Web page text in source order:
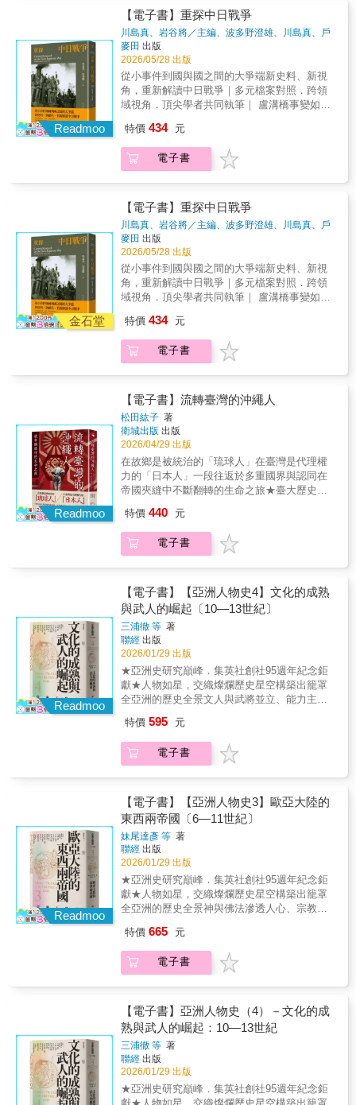
左右它的未來？最重要的是，當各國都在重新
站位，印度究竟會把局勢推向平衡，還是推向
更激烈的競逐？專業推薦尤芷薇（印度尤）
前駐印度記者方天賜 台灣印度研究協會理
事長、前駐印度外交官吳象元 「關鍵評論
網」資深編輯、《被世界端上桌》作者宋鎮照
成功大學政治系特聘教授退休、台灣東協研究
中心諮詢顧問巫仰叡 巫師地理｜地理與國際
情勢粉專沈明室 國防安全研究院研究員、淡
江大學戰略所兼任副教授徐遵慈 中華經濟研
究院台灣東南亞國家協會研究中心主任陳牧民
中興大學國際政治所教授賴怡忠 台灣智庫
際，印度所扮演的角色備受關注，而作者以記
者身份對印度的長期觀察，也為理解這個國家
提供了重要參考。隨著印度近期成為台灣的熱
門話題，本書的出版來得正是時候。──吳象元
（「關鍵評論網」資深編輯、《被世界端上
桌》作者）或許有人會問，身為一個愛國者，
為什麼要推薦一本充滿批判性、揭露國家內部
矛盾與陰暗面的書？我的回答是：因為真正的
愛國主義，並非盲目的讚美，而是有勇氣直視
能性。──沈英杰（PINTU KUMAR，國立台灣
師範大學東亞學系博士候選人） 正當台灣對於
印度移工引入有所質疑之際，本書可以讓我們
了解印度的地緣戰略觀，經濟與文化的歷史脈
絡與發展。──沈明室（ 國防安全研究院研究
員、淡江大學戰略所兼任副教授） 地理上的接
近，不必然帶來知識上的親近；同在亞洲，也
不代表我們自然理解印度。舒爾茨帶讀者進入
的，正是縮圖之外的印度田野：那裡有社會裂
縫的影，也有強權崛起的光。──黃宗鼎（國防
安全研究院副研究員）當世界逐漸將目光轉向
印太區域時，理解印度，已成為認識當代國際
局勢的重要課題。《印度崛起》透過扎實的田
野觀察與國際視野，細緻分析印度的社會結
構、外交戰略與地緣政治處境，也揭示其如何
在全球供應鏈重組中迅速崛起。我曾在印度旅
家，而是一個交織著宗教、文明、貧富差距與
歷史張力的複雜世界。本書有助於華文讀者建
立更立體而真實的印度理解，亦能重新思考亞
洲未來與世界局勢的變化。──釋覺明 （ 南華
大學宗教學研究所副教授兼所長）
若無法解決，印度的崛起就會缺乏穩定的國家
韌性支撐，也很難成為一個真正可被依賴的強
權。不容忽視又難以預測的下一個世界強權
本書作者自一九八〇年代末期開始，反覆造訪
並長住印度，見證自由化與民族主義並行的變
化，也試圖拆解這個被西方過度浪漫化、卻早
已成為新強權的矛盾國家。在本書中，他將從
社會內部到國際關係，剖析莫迪領導下的印
度，帶你看懂這個大國在關鍵時刻如何做出選
的重要問題是：印度如何運作？作為夥伴是否
可靠、是否穩定？它的崛起會帶來多大威脅？
內部宗教衝突、貧富差距與民主韌性又將如何
左右它的未來？最重要的是，當各國都在重新
站位，印度究竟會把局勢推向平衡，還是推向
更激烈的競逐？專業推薦尤芷薇（印度尤）
前駐印度記者方天賜 台灣印度研究協會理
事長、前駐印度外交官吳象元 「關鍵評論
網」資深編輯、《被世界端上桌》作者宋鎮照
成功大學政治系特聘教授退休、台灣東協研究
中心諮詢顧問巫仰叡 巫師地理｜地理與國際
情勢粉專沈明室 國防安全研究院研究員、淡
江大學戰略所兼任副教授徐遵慈 中華經濟研
究院台灣東南亞國家協會研究中心主任陳牧民
中興大學國際政治所教授賴怡忠 台灣智庫
際，印度所扮演的角色備受關注，而作者以記
者身份對印度的長期觀察，也為理解這個國家
提供了重要參考。隨著印度近期成為台灣的熱
門話題，本書的出版來得正是時候。──吳象元
（「關鍵評論網」資深編輯、《被世界端上
桌》作者）或許有人會問，身為一個愛國者，
為什麼要推薦一本充滿批判性、揭露國家內部
愛國主義，並非盲目的讚美，而是有勇氣直視
能性。──沈英杰（PINTU KUMAR，國立台灣
師範大學東亞學系博士候選人） 正當台灣對於
印度移工引入有所質疑之際，本書可以讓我們
了解印度的地緣戰略觀，經濟與文化的歷史脈
絡與發展。──沈明室（ 國防安全研究院研究
員、淡江大學戰略所兼任副教授） 地理上的接
近，不必然帶來知識上的親近；同在亞洲，也
不代表我們自然理解印度。舒爾茨帶讀者進入
的，正是縮圖之外的印度田野：那裡有社會裂
縫的影，也有強權崛起的光。──黃宗鼎（國防
安全研究院副研究員）當世界逐漸將目光轉向
印太區域時，理解印度，已成為認識當代國際
局勢的重要課題。《印度崛起》透過扎實的田
野觀察與國際視野，細緻分析印度的社會結
構、外交戰略與地緣政治處境，也揭示其如何
在全球供應鏈重組中迅速崛起。我曾在印度旅
歷史張力的複雜世界。本書有助於華文讀者建
立更立體而真實的印度理解，亦能重新思考亞
洲未來與世界局勢的變化。──釋覺明 （ 南華
大學宗教學研究所副教授兼所長）
斯蘭教。當時王朝建立了「非穆斯林者需納
稅」的法律，人民為了避稅而紛紛入教成為穆
斯林。★★半個天下的「伊斯法罕」？★★伊
斯法罕作為薩法維王朝的首都，開設了市場
「巴剎」（Bazaar），成為商業都市。隨著人
口遽增，逐漸發展為大城市，其繁榮的景象甚
至有「伊斯法罕半天下」的美譽。★★菸草導
在伊朗成長為一大產業。國王意圖將菸草特許
權交給英國，結果引起人民嚴重反彈。這場抗
議運動擴散到伊朗全國，讓國王不得不撤回決
淺顯易懂地介紹伊朗的歷史。無論你是歷史愛
好者還是初學者，都能在其中找到精彩的故事
與深刻的洞見。讓我們一起走進伊朗，探索這
片土地的過去與未來！
美麗的波斯地毯、香氣濃郁的藏紅花料理，或
是新聞中時常播報的中東局勢，但在這些既熟
悉又遙遠的印象背後，伊朗其實承載著一段橫
跨數千年的文明史。從古老的波斯帝國，到今
日的伊斯蘭共和國，本書將帶你穿越時間長
河，重新認識這個既古老又充滿變動的國度。
本書涵蓋了從古代波斯文明到現代伊朗的關鍵
歷史階段，揭示這片土地如何在東西方之間扮
演橋樑角色。從阿契美尼德王朝的崛起、亞歷
王朝建立什葉派國家，再到近現代的革命與國
際角力，層層交織出伊朗獨特而複雜的歷史脈
絡⋯⋯★★穆斯林增加是因為稅金？★★誕生
於西元7世紀的奧瑪亞王朝，在伊朗高原推廣伊
斯蘭教。當時王朝建立了「非穆斯林者需納
稅」的法律，人民為了避稅而紛紛入教成為穆
斯林。★★半個天下的「伊斯法罕」？★★伊
斯法罕作為薩法維王朝的首都，開設了市場
「巴剎」（Bazaar），成為商業都市。隨著人
口遽增，逐漸發展為大城市，其繁榮的景象甚
至有「伊斯法罕半天下」的美譽。★★菸草導
致人民群起反抗？★★西元19世紀，菸草買賣
在伊朗成長為一大產業。國王意圖將菸草特許
權交給英國，結果引起人民嚴重反彈。這場抗
議運動擴散到伊朗全國，讓國王不得不撤回決
淺顯易懂地介紹伊朗的歷史。無論你是歷史愛
好者還是初學者，都能在其中找到精彩的故事
與深刻的洞見。讓我們一起走進伊朗，探索這
片土地的過去與未來！
Readmoo
【電子書】重探中日戰爭
川島真、岩谷將／主編、波多野澄雄、川島真、戶
部良一、森靖夫、平山昇、岩谷將、帶谷俊輔、關
智英、黃自進著
麥田 出版
2026/05/28 出版
從小事件到國與國之間的大爭端新史料、新視
角，重新解讀中日戰爭｜多元檔案對照．跨領
域視角．頂尖學者共同執筆｜ 盧溝橋事變如何
報中的機密交涉、蔣介石日記裡的執政掙扎。
結合中國、日本與國際聯盟的三方脈絡，重新
建構這場改變東亞命運的重要戰爭。全書特色‧
「安內攘外」政策演變。‧戰爭領導與動員：剖
析日本戰爭指揮體制形成、國家動員法實施，
以及媒體反映的民眾不滿。‧社會文化現象：探
討總力戰下「聖地」觀光興起，融合國族主義
與娛樂，部分延續至戰後。‧第三勢力與國際脈
絡：考察汪精衛政權中中國第三勢力角色，以
及國際聯合技術合作如何介入亞洲國家建設與
去殖民化。‧戰爭終結與後續：強調戰爭末期作
戰（如一號、緬甸作戰）對戰後中國格局影
問題。相較於傳統中日戰爭史專注軍事敘事或
單一國家視角，本書修正既有中日戰爭定見，
深度整合閻電報、蔣介石日記等檔案史料，補
充過去忽略的在地細節與執政者決策邏輯；同
時加入日本國內政治社會動態與國形勢，提供
跨國實證視野。更獨特處在於延伸戰後記憶與
歷史政策，填補既有研究戰爭「終點」後的空
白，呈現動態歷史群像，幫助讀者更新認知框
架。這不僅是一部戰爭史，更是一部關於決
策、動員、技術合作與集體記憶的東亞近代現
代史。
特價 434 元
電子書
金石堂
【電子書】重探中日戰爭
川島真、岩谷將／主編、波多野澄雄、川島真、戶
部良一、森靖夫、平山昇、岩谷將、帶谷俊輔、關
智英、黃自進著
麥田 出版
2026/05/28 出版
從小事件到國與國之間的大爭端新史料、新視
角，重新解讀中日戰爭｜多元檔案對照．跨領
域視角．頂尖學者共同執筆｜ 盧溝橋事變如何
報中的機密交涉、蔣介石日記裡的執政掙扎。
結合中國、日本與國際聯盟的三方脈絡，重新
建構這場改變東亞命運的重要戰爭。全書特色‧
「安內攘外」政策演變。‧戰爭領導與動員：剖
析日本戰爭指揮體制形成、國家動員法實施，
以及媒體反映的民眾不滿。‧社會文化現象：探
討總力戰下「聖地」觀光興起，融合國族主義
與娛樂，部分延續至戰後。‧第三勢力與國際脈
絡：考察汪精衛政權中中國第三勢力角色，以
及國際聯合技術合作如何介入亞洲國家建設與
去殖民化。‧戰爭終結與後續：強調戰爭末期作
戰（如一號、緬甸作戰）對戰後中國格局影
問題。相較於傳統中日戰爭史專注軍事敘事或
單一國家視角，本書修正既有中日戰爭定見，
深度整合閻電報、蔣介石日記等檔案史料，補
充過去忽略的在地細節與執政者決策邏輯；同
時加入日本國內政治社會動態與國形勢，提供
跨國實證視野。更獨特處在於延伸戰後記憶與
歷史政策，填補既有研究戰爭「終點」後的空
白，呈現動態歷史群像，幫助讀者更新認知框
架。這不僅是一部戰爭史，更是一部關於決
策、動員、技術合作與集體記憶的東亞近代現
代史。
特價 434 元
電子書
Readmoo
【電子書】流轉臺灣的沖繩人
松田紘子 著
衛城出版 出版
2026/04/29 出版
在故鄉是被統治的「琉球人」在臺灣是代理權
力的「日本人」一段往返於多重國界與認同在
帝國夾縫中不斷翻轉的生命之旅★臺大歷史系
東亞海域擴張殖民地版圖，有一群人乘著帝國
的海風，在群島之間流轉。他們是來自沖繩群
島的居民，對他們而言，大海另一端的臺灣，
陲。然而，隨著日本向外併吞與擴張殖民地，
沖繩成為連結「內地」與「外地」的關鍵場
域。這讓原先在帝國秩序下，深受歧視與貧困
之苦的沖繩人得以從家鄉出走，透過遷移、講
標準日語、模仿日本風俗，甚至隱藏出身，開
啟向上流動的帝國主義生涯。沖繩史研究權威
松田紘子教授耗時近20年，橫跨臺灣、沖繩、
日本3地，勾勒出沖繩移民多元且豐富的生命軌
跡。她探討來自八重山群島的農民漁夫、追求
經濟獨立的女性打字員、尋求翻身的年輕醫生
民地制度的落差，在不平等的權力結構中尋找
空隙？從被統治者到被統治者、帝國邊緣人到
現代摩登的打工人，他們又如何在日本人跟沖
帶著殖民地經驗回到戰火蹂躪的家鄉，「成為
沖繩人」似乎再次成為生存的選項......本書寫
下這群沖繩渡臺移民的故事，深刻揭示個人乃
至於群體的身份跟理想，如何在移動中被形
塑，臺灣與沖繩列島的命運又如何相互交織。
作者將引領我們思考：●琉球被日本吞併後地緣
位置的變化？●沖繩人如何透過出外打工，尋求
階級向上流動？●從女傭、接線生到軍方打字
灣醫療體系如何與沖繩移民史交織，成為孕育
的琉球僑民，戰後沖繩人身份認同如何轉變？
本書特色臺灣人對沖繩並不陌生，但多半停留
在「海島天堂」、旅遊觀光的島嶼印象，對沖
繩歷史與地緣位置的認識，主要也聚焦於二戰
時期的地面戰，以及戰後美軍基地的進駐，讓
沖繩成為第一島鏈一環的定位。然而，早在戰
前日本帝國擴張領土，沖繩就已跟臺灣結下不
解之緣。從兩地平民緊密的生意往來、日常互
動，到帝國殖民體系中，沖繩人透過地域移動
追求的階級、身分翻轉，本書揭示個體對自我
特價 440 元
電子書
Readmoo
【電子書】【亞洲人物史4】文化的成熟
與武人的崛起〔10—13世紀〕
三浦徹 等 著
聯經 出版
2026/01/29 出版
★亞洲史研究巔峰．集英社創社95週年紀念鉅
獻★人物如星，交織燦爛歷史星空構築出籠罩
全亞洲的歷史全景文人與武將並立、能力主義
原道長：平安時代權臣，以攝關政治鞏固貴族
秩序，奠定院政體制的基礎。• 司馬光：史學家
與政治家，以《資治通鑑》建立新的歷史敘事
體系，成為東亞思想的核心。• 薩拉丁：穆斯林
世界的領袖，以信仰與軍事力量收復耶路撒
冷。• 拜巴爾一世：馬木路克蘇丹，以武力抵禦
外侮，鞏固西亞政權。• 闍耶跋摩七世：吳哥王
朝的君主，以佛教與王權重塑帝國秩序。《亞
洲人物史》第四卷聚焦於十至十三世紀，這是
亞洲各地從貴族統治逐步走向文人與武將並立
的新局。此時，日本由平安貴族政治進入武家
政權，中國則從唐代的動盪走向宋代的科舉與
文人官僚體制；西亞由阿拔斯王朝延續至塞爾
東南亞則在吳哥與爪哇王國展現王權與宗教融
合的力量。這個時代普遍以皇帝、天皇或哈里
發為最高統治者，但文人與武將逐漸成為獨立
非單憑身分與出身，推動了社會文化的重組。
宋代的開封展現了都市繁華與經濟活力，《東
京夢華錄》與〈清明上河圖〉生動描繪了城市
生活與商業秩序；同時，西亞的烏里瑪在法
學、歷史、文學上的著述，透過手抄本與學校
傳播，滲透至日常生活。這些文化與制度的演
變，與歐洲同期的中世紀社會相呼應。《文化
特價 595 元
電子書
Readmoo
【電子書】【亞洲人物史3】歐亞大陸的
東西兩帝國〔6—11世紀〕
妹尾達彥 等 著
聯經 出版
2026/01/29 出版
★亞洲史研究巔峰．集英社創社95週年紀念鉅
獻★人物如星，交織燦爛歷史星空構築出籠罩
全亞洲的歷史全景神與佛法滲透人心、宗教與
物傳記：• 武則天：中國史上唯一的女皇帝，在
權力運籌中開創新局，也改寫了帝王秩序的想
像。• 玄奘：以求法西行與譯經功業，為佛學奠
間，書寫了人民與時代的苦難。• 安祿山：身兼
將領與叛亂者，以反叛之舉震撼唐帝國根基，
象徵時代的矛盾與撕裂。• 馬蒙：阿拔斯王朝的
哈里發，以政治手腕與學術贊助鞏固伊斯蘭帝
國，開啟文明的新風貌。• 松贊干布：西藏贊
普，吸納佛教與傳統文化，奠定高原政權的正
統性。• 王建：高麗王朝的奠基者，以軍事與外
特價 665 元
電子書
【電子書】亞洲人物史（4）－文化的成
熟與武人的崛起：10—13世紀
三浦徹 等 著
聯經 出版
2026/01/29 出版
★亞洲史研究巔峰．集英社創社95週年紀念鉅